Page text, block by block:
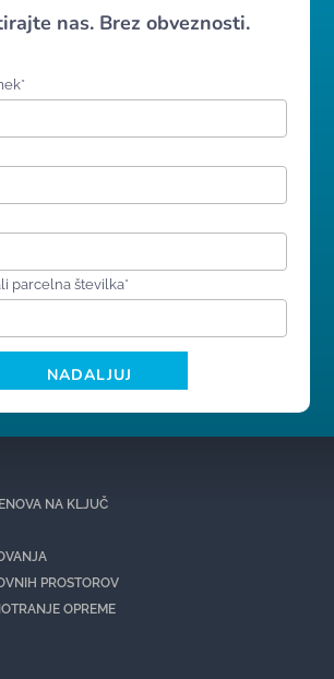
nas. Brez obveznosti.
parcelna številka*
NA KLJUČ
PROSTOROV
OPREME